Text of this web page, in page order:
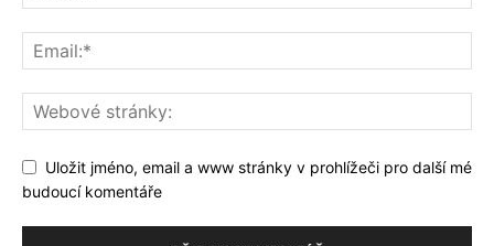
Uložit jméno, email a www stránky v prohlížeči pro další mé
budoucí komentáře